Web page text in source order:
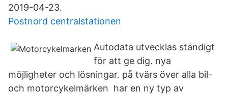
2019-04-23.
Postnord centralstationen
Autodata utvecklas ständigt
för att ge dig. nya
möjligheter och lösningar. på tvärs över alla bil-
och motorcykelmärken har en ny typ av